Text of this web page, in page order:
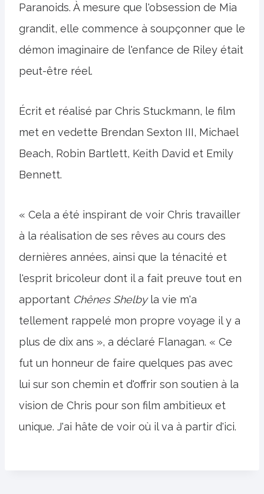
Paranoids. À mesure que l'obsession de Mia
grandit, elle commence à soupçonner que le
démon imaginaire de l'enfance de Riley était
peut-être réel.
Écrit et réalisé par Chris Stuckmann, le film
met en vedette Brendan Sexton III, Michael
Beach, Robin Bartlett, Keith David et Emily
Bennett.
« Cela a été inspirant de voir Chris travailler
à la réalisation de ses rêves au cours des
dernières années, ainsi que la ténacité et
l'esprit bricoleur dont il a fait preuve tout en
apportant Chênes Shelbyla vie m'a
tellement rappelé mon propre voyage il y a
plus de dix ans », a déclaré Flanagan. « Ce
fut un honneur de faire quelques pas avec
lui sur son chemin et d'offrir son soutien à la
vision de Chris pour son film ambitieux et
unique. J'ai hâte de voir où il va à partir d'ici.